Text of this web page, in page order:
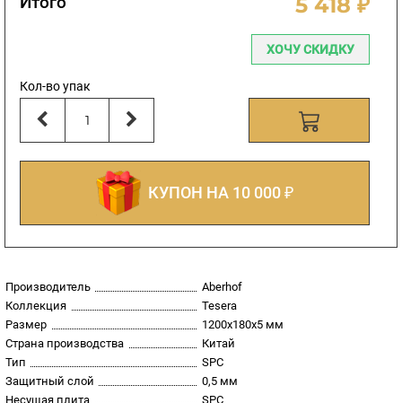
ХОЧУ СКИДКУ
Кол-во упак
КУПОН НА 10 000 ₽
Производитель
Aberhof
Коллекция
Tesera
Размер
1200x180х5 мм
Страна производства
Китай
Тип
SPC
Защитный слой
0,5 мм
Несущая плита
SPC